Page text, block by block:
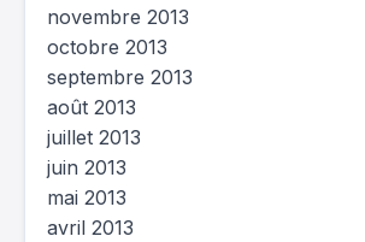
novembre 2013
octobre 2013
septembre 2013
août 2013
juillet 2013
juin 2013
mai 2013
avril 2013